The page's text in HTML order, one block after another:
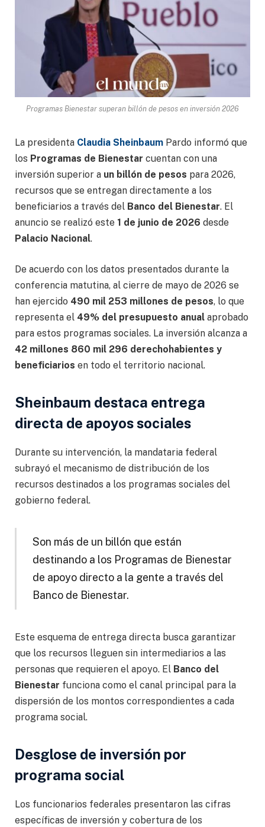
Programas Bienestar superan billón de pesos en inversión 2026
La presidenta Claudia Sheinbaum Pardo informó que
los Programas de Bienestar cuentan con una
inversión superior a un billón de pesos para 2026,
recursos que se entregan directamente a los
beneficiarios a través del Banco del Bienestar. El
anuncio se realizó este 1 de junio de 2026 desde
Palacio Nacional.
De acuerdo con los datos presentados durante la
conferencia matutina, al cierre de mayo de 2026 se
han ejercido 490 mil 253 millones de pesos, lo que
representa el 49% del presupuesto anual aprobado
para estos programas sociales. La inversión alcanza a
42 millones 860 mil 296 derechohabientes y
beneficiarios en todo el territorio nacional.
Sheinbaum destaca entrega
directa de apoyos sociales
Durante su intervención, la mandataria federal
subrayó el mecanismo de distribución de los
recursos destinados a los programas sociales del
gobierno federal.
Son más de un billón que están
destinando a los Programas de Bienestar
de apoyo directo a la gente a través del
Banco de Bienestar.
Este esquema de entrega directa busca garantizar
que los recursos lleguen sin intermediarios a las
personas que requieren el apoyo. El Banco del
Bienestar funciona como el canal principal para la
dispersión de los montos correspondientes a cada
programa social.
Desglose de inversión por
programa social
Los funcionarios federales presentaron las cifras
específicas de inversión y cobertura de los